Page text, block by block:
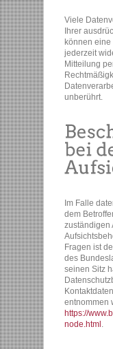
Viele
Ihrer
können eine
jederzeit
Mitteilung
unberührt.
Im Falle
dem
zuständigen
Fragen ist
des
seinen Sitz
entnommen
https://
node.html.